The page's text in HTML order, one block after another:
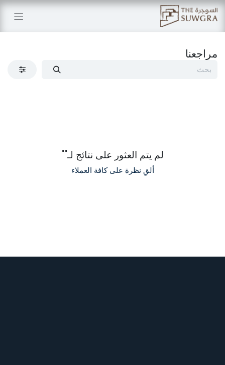
تخطي للذهاب إلى المحتوى
مراجعنا
لم يتم العثور على نتائج لـ""
ألقِ نظرة على كافة العملاء